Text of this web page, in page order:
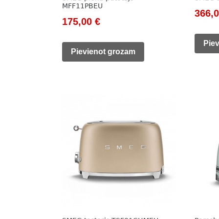
MFF11PBEU
Original
was:
175,00 €Current
is:
Pievienot grozam
was: